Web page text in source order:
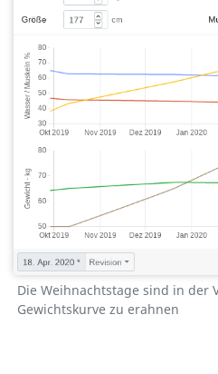
Die Weihnachtstage sind in der
Gewichtskurve zu erahnen